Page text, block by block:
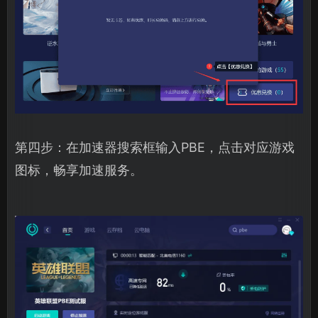
第四步：在加速器搜索框输入PBE，点击对应游戏
图标，畅享加速服务。